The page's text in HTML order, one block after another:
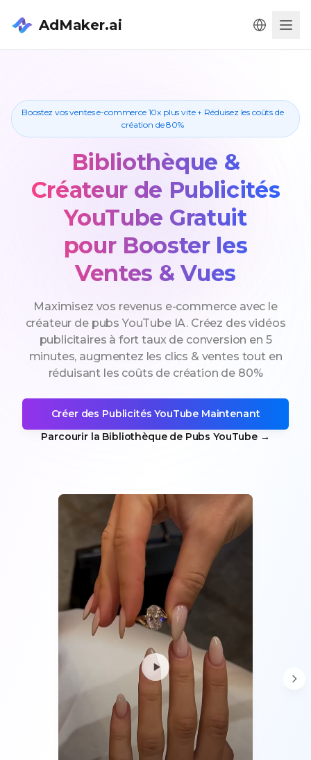
AdMaker.ai
Boostez vos ventes e-commerce 10x plus vite + Réduisez les coûts de
création de 80%
Bibliothèque &
Créateur de Publicités
YouTube Gratuit
pour Booster les
Ventes & Vues
Maximisez vos revenus e-commerce avec le
créateur de pubs YouTube IA. Créez des vidéos
publicitaires à fort taux de conversion en 5
minutes, augmentez les clics & ventes tout en
réduisant les coûts de création de 80%
Créer des Publicités YouTube Maintenant
Parcourir la Bibliothèque de Pubs YouTube →